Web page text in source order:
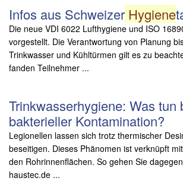
Infos aus Schweizer Hygiene
Die neue VDI 6022 Lufthygiene und ISO
vorgestellt. Die Verantwortung von Planung
Trinkwasser und Kühltürmen gilt es zu
fanden Teilnehmer ...
Trinkwasserhygiene: Was tun
bakterieller Kontamination?
Legionellen lassen sich trotz thermischer
beseitigen. Dieses Phänomen ist verknüpft
den Rohrinnenflächen. So gehen Sie
haustec.de ...